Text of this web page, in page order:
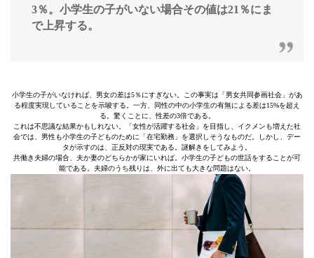
3％。小学生の子がいない場合その値は21％にま
で上昇する。
小学生の子がいなければ、男女の差は5％にすぎない。この事実は「男女共同参画社会」があ
る程度実現していることを示唆する。一方、同性の中の小学生の有無による差は15%を超え
る。驚くことに、性差の3倍である。
これは不思議な結果かもしれない。「女性が活躍する社会」を目指し、イクメンも増えた社
会では、男性も小学生の子どものために「在宅勤務」を選択しそうなものだ。しかし、デー
タが示すのは、正反対の現実である。謎解きをしてみよう。
共働き夫婦の場合、夫か妻のどちらかが家にいれば。小学生の子どもの世話をすることが可
能である。夫婦のうち残りは、外に出ても大きな問題はない。